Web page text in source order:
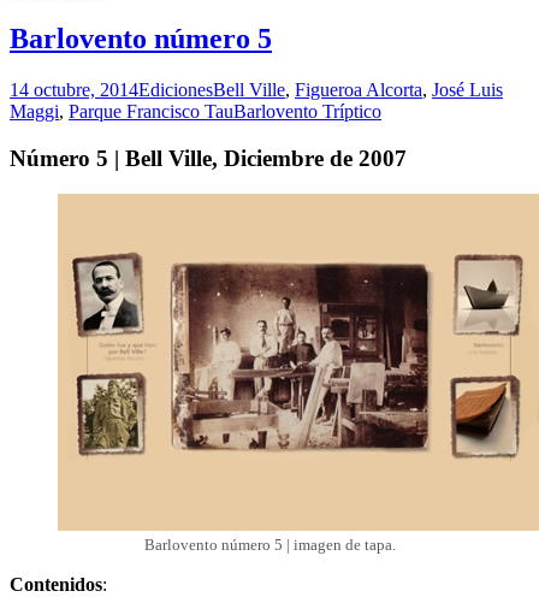
Barlovento número 5
14 octubre, 2014EdicionesBell Ville, Figueroa Alcorta, José Luis
Maggi, Parque Francisco TauBarlovento Tríptico
Número 5 | Bell Ville, Diciembre de 2007
Barlovento número 5 | imagen de tapa.
Contenidos: